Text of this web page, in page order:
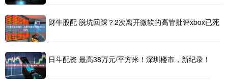
财牛股配 脱坑回踩？2次离开微软的高管批评xbox已死
日斗配资 最高38万元/平方米！深圳楼市，新纪录！